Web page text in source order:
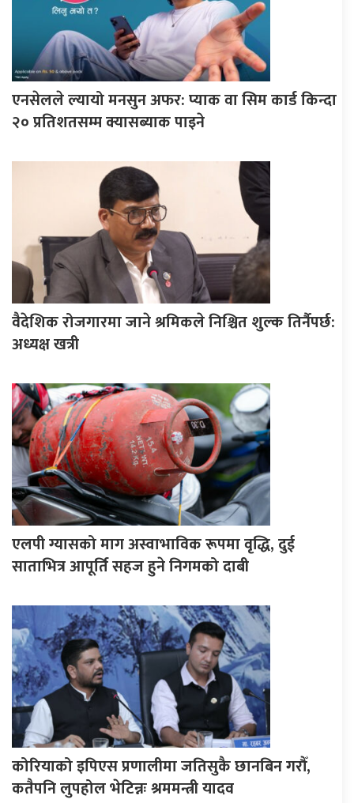
एनसेलले ल्यायो मनसुन अफर: प्याक वा सिम कार्ड किन्दा
२० प्रतिशतसम्म क्यासब्याक पाइने
वैदेशिक रोजगारमा जाने श्रमिकले निश्चित शुल्क तिर्नैपर्छ:
अध्यक्ष खत्री
एलपी ग्यासको माग अस्वाभाविक रूपमा वृद्धि, दुई
साताभित्र आपूर्ति सहज हुने निगमको दाबी
कोरियाको इपिएस प्रणालीमा जतिसुकै छानबिन गरौँ,
कतैपनि लुपहोल भेटिन्नः श्रममन्त्री यादव